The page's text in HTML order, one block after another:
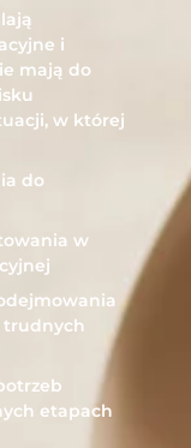
i
mają do
w której
do
w
trudnych
etapach